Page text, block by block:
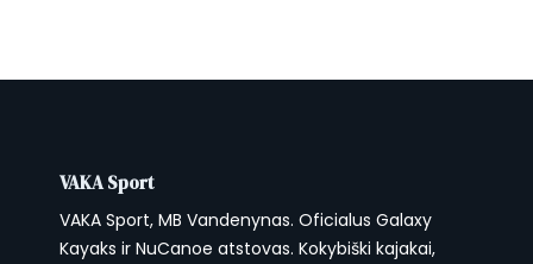
VAKA Sport
VAKA Sport, MB Vandenynas. Oficialus Galaxy
Kayaks ir NuCanoe atstovas. Kokybiški kajakai,